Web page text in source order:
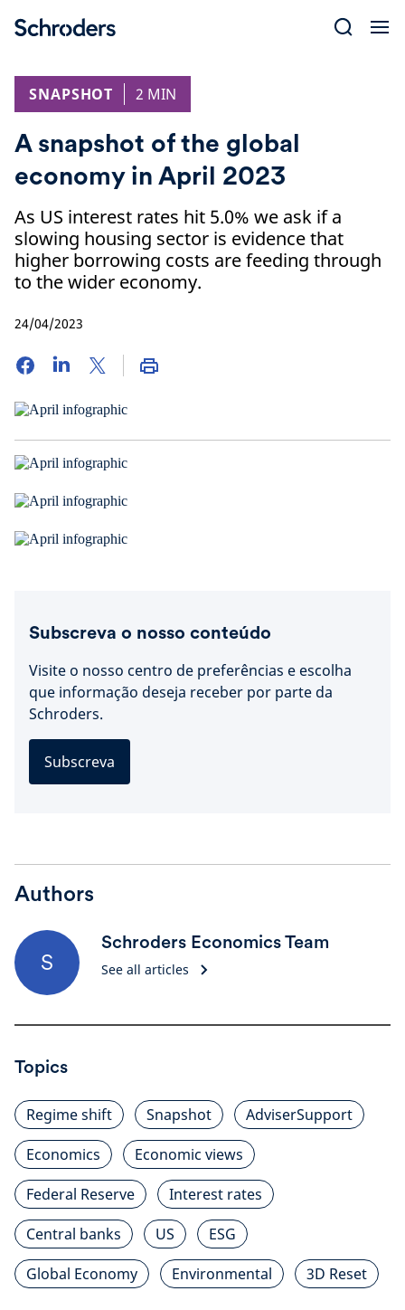
SNAPSHOT
2 MIN
A snapshot of the global
economy in April 2023
As US interest rates hit 5.0% we ask if a
slowing housing sector is evidence that
higher borrowing costs are feeding through
to the wider economy.
24/04/2023
Subscreva o nosso conteúdo
Visite o nosso centro de preferências e escolha
que informação deseja receber por parte da
Schroders.
Subscreva
Authors
S
Schroders Economics Team
See all articles
Topics
Regime shift Snapshot
AdviserSupport
Economics
Economic views
Federal Reserve
Interest rates
Central banks
US
ESG
Global Economy
Environmental 3D Reset